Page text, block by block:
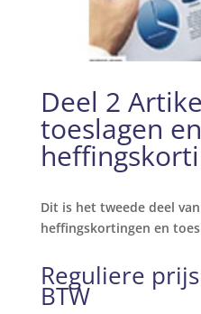
Deel 2
toeslagen en
Dit is het tweede deel
heffingskortingen en
Reguliere prijs
BTW